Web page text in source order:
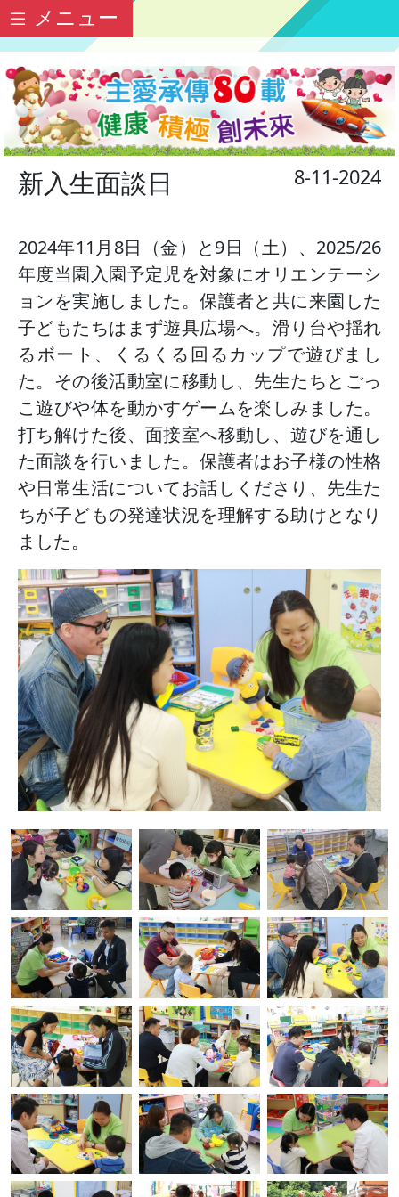
メニュー
8-11-2024
新入生面談日
2024年11月8日（金）と9日（土）、2025/26
年度当園入園予定児を対象にオリエンテーシ
ョンを実施しました。保護者と共に来園した
子どもたちはまず遊具広場へ。滑り台や揺れ
るボート、くるくる回るカップで遊びまし
た。その後活動室に移動し、先生たちとごっ
こ遊びや体を動かすゲームを楽しみました。
打ち解けた後、面接室へ移動し、遊びを通し
た面談を行いました。保護者はお子様の性格
や日常生活についてお話しくださり、先生た
ちが子どもの発達状況を理解する助けとなり
ました。